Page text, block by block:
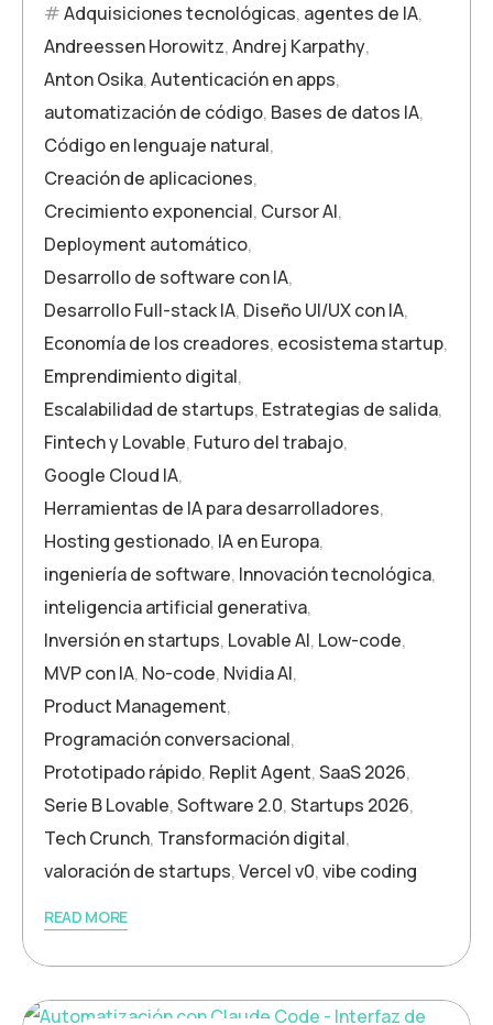
Adquisiciones tecnológicas, agentes de IA,
Andreessen Horowitz,Andrej Karpathy,
Anton Osika,Autenticación en apps,
automatización de código, Bases de datos IA,
Código en lenguaje natural,
Creación de aplicaciones,
Crecimiento exponencial, Cursor AI,
Deployment automático,
Desarrollo de software con IA,
Desarrollo Full-stack IA, Diseño UI/UX con IA,
Economía de los creadores, ecosistema startup,
Emprendimiento digital,
Escalabilidad de startups, Estrategias de salida,
Fintech y Lovable, Futuro del trabajo,
Google Cloud IA,
Herramientas de IA para desarrolladores,
Hosting gestionado, IA en Europa,
ingeniería de software, Innovación tecnológica,
inteligencia artificial generativa,
Inversión en startups, Lovable AI, Low-code,
MVP con IA, No-code, Nvidia AI,
Product Management,
Programación conversacional,
Prototipado rápido, Replit Agent,SaaS 2026,
Serie B Lovable,Software 2.0,Startups 2026,
Tech Crunch, Transformación digital,
valoración de startups,Vercel v0,vibe coding
READ MORE